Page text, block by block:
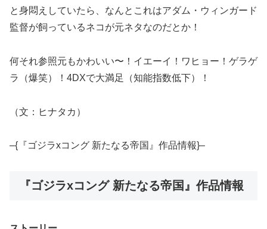
と身悶えしていたら、なんとこれはアダム・ウィンガード
監督が飼っているネコが元ネタなのだとか！
何それ参照元もかわいい〜！イエーイ！ワヒョー！ゲラゲ
ラ（爆笑）！4DXで大満足（知能指数低下）！
（文：ヒナタカ）
–{『ゴジラxコング 新たなる帝国』作品情報}–
『ゴジラxコング 新たなる帝国』作品情報